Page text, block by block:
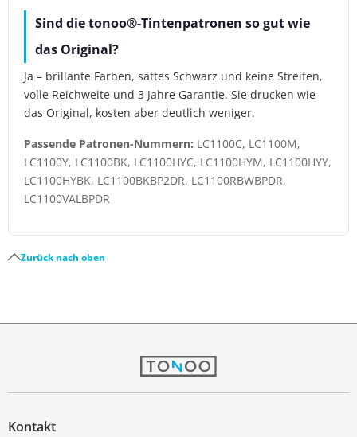
Sind die tonoo®-Tintenpatronen so gut wie
das Original?
Ja – brillante Farben, sattes Schwarz und keine Streifen,
volle Reichweite und 3 Jahre Garantie. Sie drucken wie
das Original, kosten aber deutlich weniger.
Passende Patronen-Nummern: LC1100C, LC1100M,
LC1100Y, LC1100BK, LC1100HYC, LC1100HYM, LC1100HYY,
LC1100HYBK, LC1100BKBP2DR, LC1100RBWBPDR,
LC1100VALBPDR
Zurück nach oben
Kontakt